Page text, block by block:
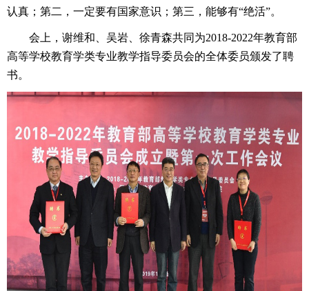
认真；第二，一定要有国家意识；第三，能够有“绝活”。
会上，谢维和、吴岩、徐青森共同为2018-2022年教育部
高等学校教育学类专业教学指导委员会的全体委员颁发了聘
书。